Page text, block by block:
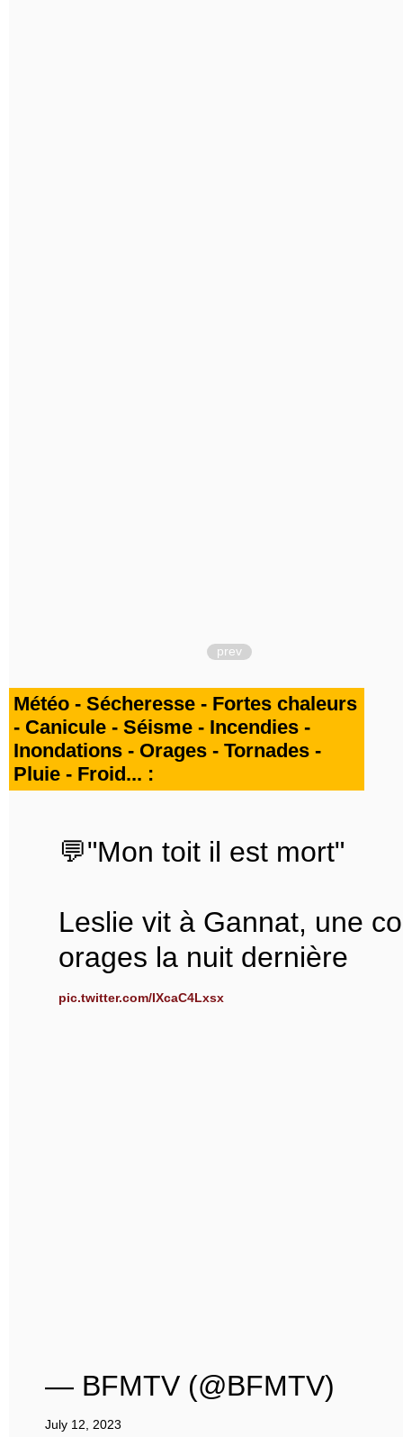
prev
Météo - Sécheresse - Fortes chaleurs
- Canicule - Séisme - Incendies -
Inondations - Orages - Tornades -
Pluie - Froid... :
💬"Mon toit il est mort"
Leslie vit à Gannat, une
orages la nuit dernière
pic.twitter.com/IXcaC4Lxsx
— BFMTV (@BFMTV)
July 12, 2023